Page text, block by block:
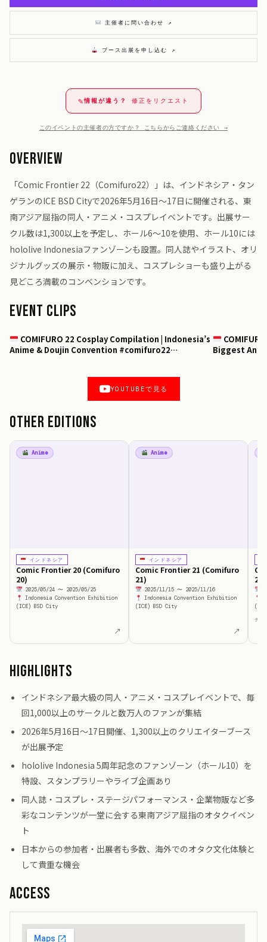
主催者に問い合わせ ↗
ブース出展を申し込む ↗
✎情報が違う？ 修正をリクエスト
このイベントの主催者の方ですか？ こちらからご連絡ください →
Overview
「Comic Frontier 22（Comifuro22）」は、インドネシア・タン
ゲランのICE BSD Cityで2026年5月16日〜17日に開催される、東
南アジア屈指の同人・アニメ・コスプレイベントです。出展サー
クル数は1,300以上を予定し、ホール6〜10を使用、ホール10には
hololive Indonesiaファンゾーンも設置。同人誌やイラスト、オリ
ジナルグッズの展示・物販に加え、コスプレショーも盛り上がる
見どころ満載のコンベンションです。
Event Clips
▶COMIFURO 22 Cosplay Compilation | Indonesia’s
Anime & Doujin Convention #comifuro22
▶
Biggest
YOUTUBEで見る
Other Editions
Anime
インドネシア
Comic Frontier 20 (Comifuro
20)
2025/05/24 〜 2025/05/25
Indonesia Convention Exhibition
(ICE) BSD City
↗
Anime
インドネシア
Comic Frontier 21 (Comifuro
21)
2025/11/15 〜 2025/11/16
Indonesia Convention Exhibition
(ICE) BSD City
↗
23)
チケ
Highlights
インドネシア最大級の同人・アニメ・コスプレイベントで、毎
回1,000以上のサークルと数万人のファンが集結
2026年5月16日～17日開催、1,300以上のクリエイターブース
が出展予定
hololive Indonesia 5周年記念のファンゾーン（ホール10）を
特設、スタンプラリーやライブ企画あり
同人誌・コスプレ・ステージパフォーマンス・企業物販など多
彩なコンテンツが一堂に会する東南アジア屈指のオタクイベン
ト
日本からの参加者・出展者も多数、海外でのオタク文化体験と
して貴重な機会
Access